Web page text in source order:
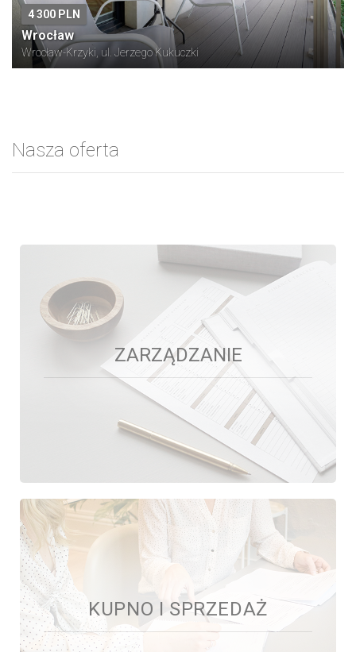
4 300 PLN
Wrocław
Wrocław-Krzyki, ul. Jerzego Kukuczki
Nasza oferta
ZARZĄDZANIE
ZARZĄDZANIE
Opiekujemy się nieruchomościami, efektywnie nimi
zarządzając. Znajdujemy odpowiednich najemców i
pozostajemy do dyspozycji naszych klientów.
KUPNO I SPRZEDAŻ
KUPNO I SPRZEDAŻ
Zapewniamy kompleksową obsługę w procesie
zakupu i sprzedaży nieruchomości. Zadbamy o to,